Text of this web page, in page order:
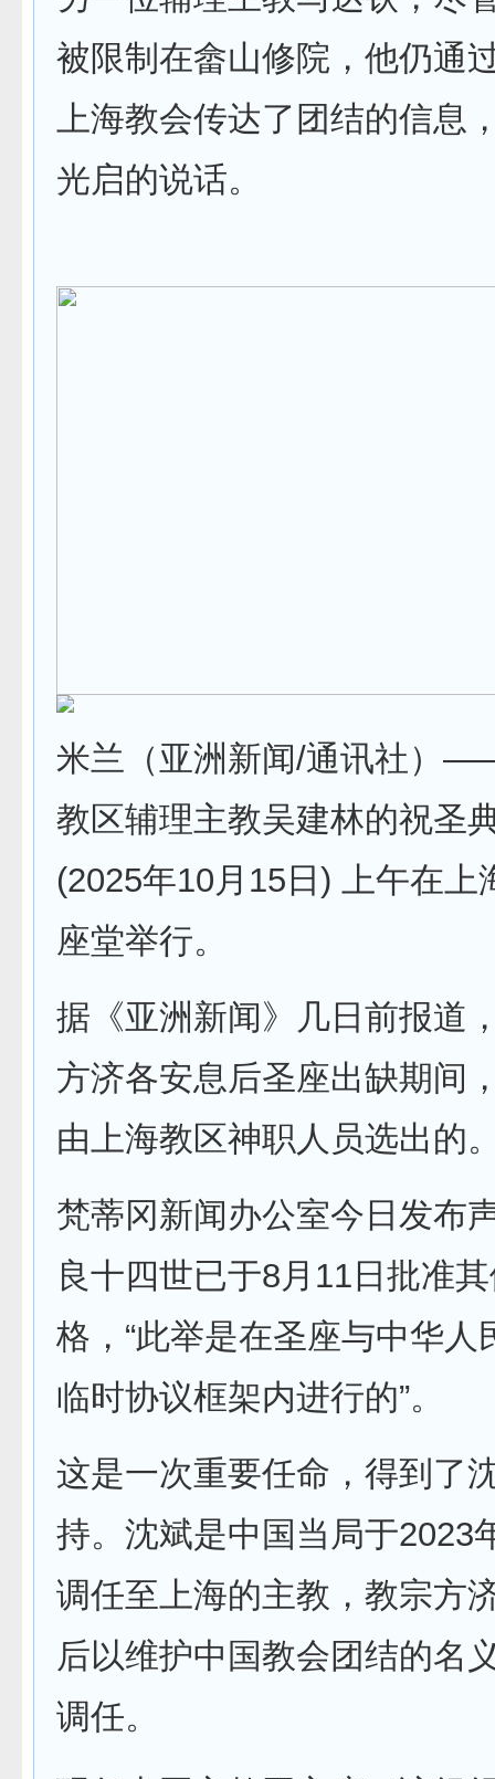
被限制在畲山修院，他仍通
上海教会传达了团结的信息
光启的说话。
米兰（亚洲新闻/通讯社）
教区辅理主教吴建林的祝圣
(2025年10月15日) 上午在上
座堂举行。
据《亚洲新闻》几日前报道
方济各安息后圣座出缺期间
由上海教区神职人员选出的
梵蒂冈新闻办公室今日发布
良十四世已于8月11日批准
格，“此举是在圣座与中华人
临时协议框架内进行的”。
这是一次重要任命，得到了
持。沈斌是中国当局于2023
调任至上海的主教，教宗方
后以维护中国教会团结的名
调任。